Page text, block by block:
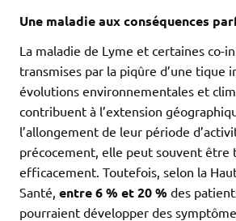
Une maladie aux conséquences
La maladie de Lyme et certaines co-
transmises par la piqûre d’une tique
évolutions environnementales et
contribuent à l’extension
l’allongement de leur période
précocement, elle peut souvent être
efficacement. Toutefois, selon la
Santé, entre 6 % et 20 % des
pourraient développer des